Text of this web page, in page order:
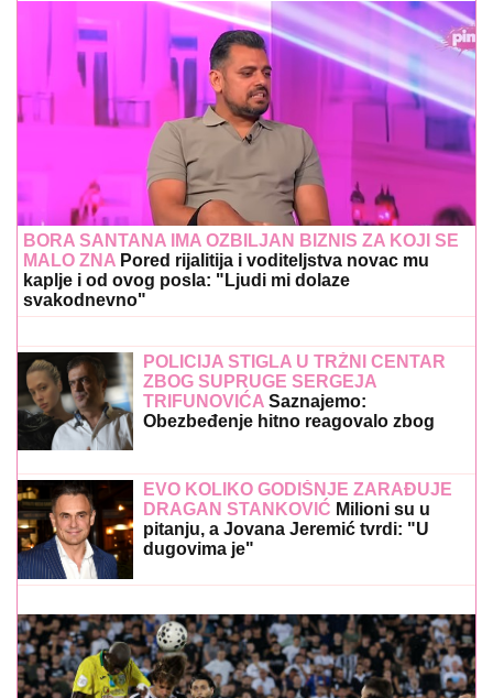
BORA SANTANA IMA OZBILJAN BIZNIS ZA KOJI SE
MALO ZNA Pored rijalitija i voditeljstva novac mu
kaplje i od ovog posla: "Ljudi mi dolaze
svakodnevno"
POLICIJA STIGLA U TRŽNI CENTAR
ZBOG SUPRUGE SERGEJA
TRIFUNOVIĆA Saznajemo:
Obezbeđenje hitno reagovalo zbog
EVO KOLIKO GODIŠNJE ZARAĐUJE
DRAGAN STANKOVIĆ Milioni su u
pitanju, a Jovana Jeremić tvrdi: "U
dugovima je"